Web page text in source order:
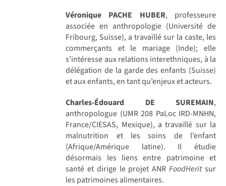
Véronique PACHE HUBER, professeure
associée en anthropologie (Université de
Fribourg, Suisse), a travaillé sur la caste, les
commerçants et le mariage (Inde); elle
s’intéresse aux relations interethniques, à la
délégation de la garde des enfants (Suisse)
et aux enfants, en tant qu’enjeux et acteurs.
Charles-Édouard DE SUREMAIN,
anthropologue (UMR 208 PaLoc IRD-MNHN,
France/CIESAS, Mexique), a travaillé sur la
malnutrition et les soins de l’enfant
(Afrique/Amérique latine). Il étudie
désormais les liens entre patrimoine et
santé et dirige le projet ANRFoodHeritsur
les patrimoines alimentaires.